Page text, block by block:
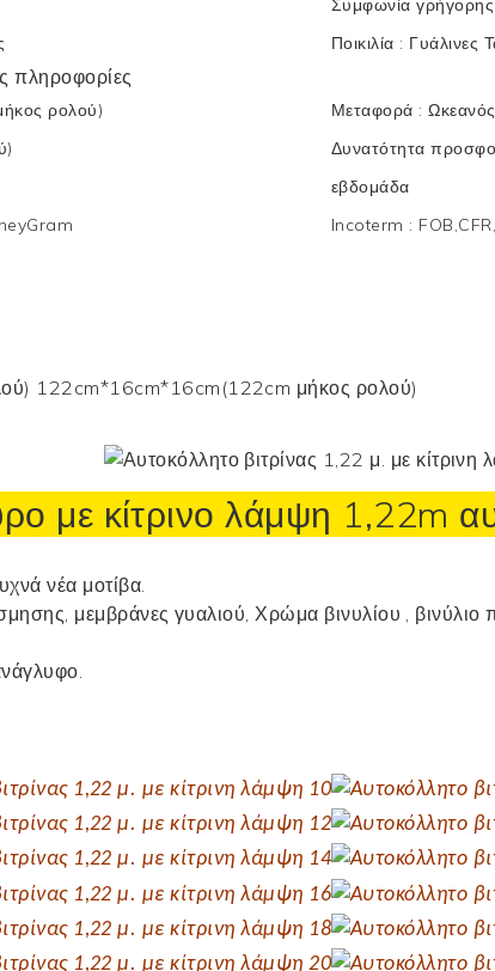
Συμφωνία
Ποικιλία : Γυάλινες
πληροφορίες
ρολού)
Μεταφορά :
Δυνατότητα
εβδομάδα
Incoterm :
122cm*16cm*16cm(122cm μήκος ρολού)
με κίτρινο λάμψη 1,22m
νέα μοτίβα.
μεμβράνες γυαλιού, Χρώμα βινυλίου ,